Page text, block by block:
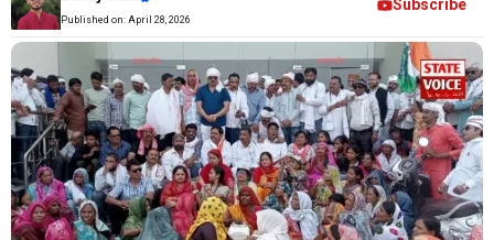
Published on: April 28, 2026
Subscribe